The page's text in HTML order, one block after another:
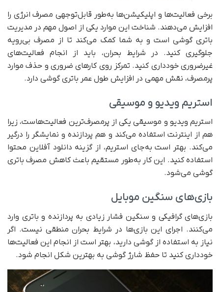
برخی فعالیت‌ها و اپلیکیشن‌ها به‌طور قابل‌توجهی مصرف انرژی را
افزایش می‌دهند. شناخت این موارد یکی از اصول مهم در مدیریت
باتری گوشی است و به شما کمک می‌کند تا از مصرف بی‌رویه
جلوگیری کنید. در شرایط بحران، باید از انجام فعالیت‌های
غیرضروری خودداری کنید. تمرکز روی کارهای ضروری و حذف موارد
پرمصرف، نقش مهمی در افزایش طول عمر باتری گوشی دارد.
استریم ویدیو و موسیقی
استریم ویدیو و موسیقی یکی از پرمصرف‌ترین فعالیت‌هاست، زیرا
هم از اینترنت استفاده می‌کند و هم پردازنده و نمایشگر را درگیر
می‌کند. بهتر است به‌جای استریم، از گزینه دانلود آفلاین محتوا
استفاده کنید. این کار به‌طور مستقیم باعث کاهش مصرف باتری
گوشی می‌شود.
بازی‌های سنگین موبایل
بازی‌های گرافیکی و سنگین فشار زیادی به پردازنده و باتری وارد
می‌کنند. اجرای این بازی‌ها در شرایط بحران منطقی نیست. اگر
نیاز به استفاده از گوشی دارید، بهتر است از انجام این فعالیت‌ها
خودداری کنید تا حفظ شارژ گوشی به بهترین شکل انجام شود.